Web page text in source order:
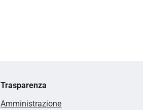
Trasparenza
Amministrazione